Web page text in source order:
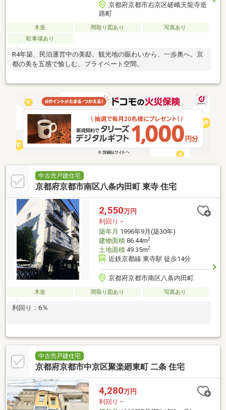
京都府京都市右京区嵯峨天龍寺造
路町
木造 間取り図あり
写真あり
駐車場あり
R4年築、民泊運営中の美邸。観光地の賑わいから、一歩奥へ。京
都の美を五感で愉しむ、プライベート空間。
中古売戸建住宅
京都府京都市南区八条内田町 東寺 住宅
2,550万円
利回り -
築年月 1996年9月(築30年)
建物面積86.44m2
土地面積49.35m2
近鉄京都線 東寺駅 徒歩14分
京都府京都市南区八条内田町
木造 間取り図あり 写真あり
利回り：6％
中古売戸建住宅
京都府京都市中京区聚楽廻東町 二条 住宅
4,280万円
利回り -